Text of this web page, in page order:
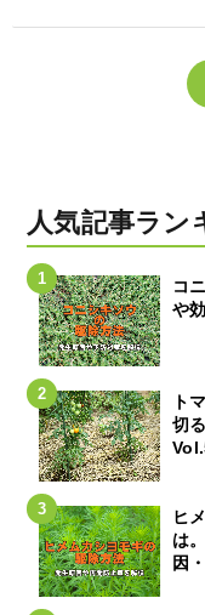
人気記事ラン
コ
や
ト
切
ヒ
は
因